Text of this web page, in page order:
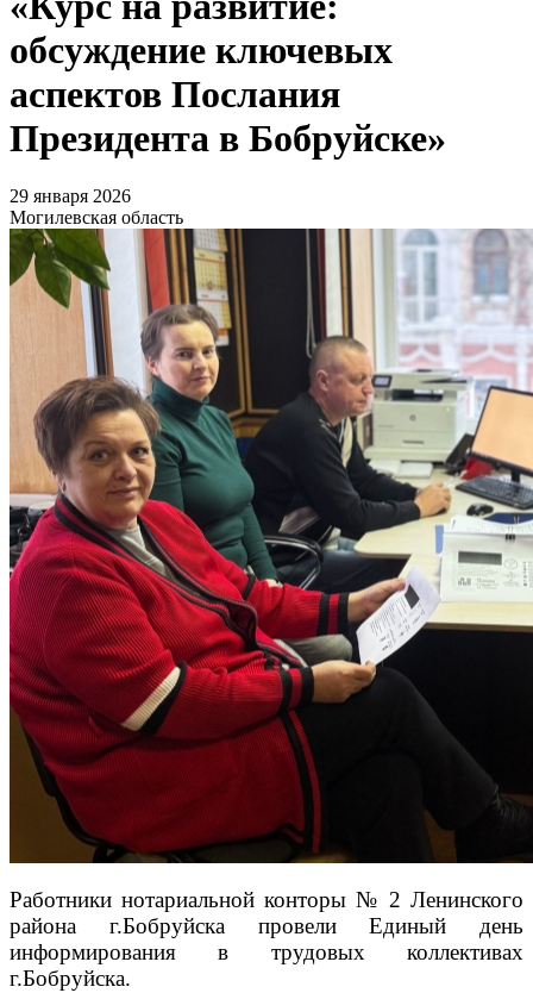
обсуждение ключевых
аспектов Послания
Президента в Бобруйске»
29 января 2026
Могилевская область
Работники нотариальной конторы № 2 Ленинского
района г.Бобруйска провели Единый день
информирования в трудовых коллективах
г.Бобруйска.